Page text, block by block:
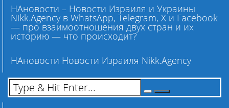
НАновости – Новости Израиля и Украины
Nikk.Agency в WhatsApp, Telegram, X и Facebook
— про взаимоотношения двух стран и их
историю — что происходит?
НАновости Новости Израиля Nikk.Agency